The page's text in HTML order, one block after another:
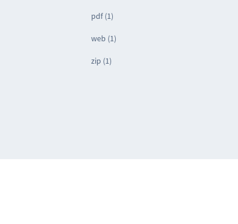
pdf (1)
web (1)
zip (1)